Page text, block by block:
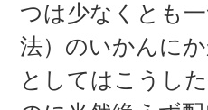
つは少なくとも
法）のいかんに
としてはこうし